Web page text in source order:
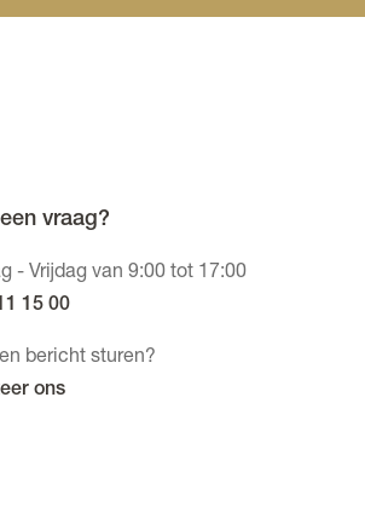
vraag?
- Vrijdag van 9:00 tot 17:00
15 00
bericht sturen?
ons